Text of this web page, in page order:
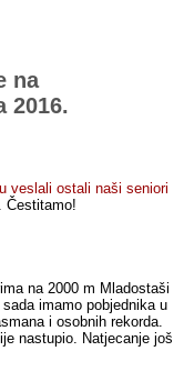
na
2016.
veslali ostali naši seniori
Čestitamo!
na 2000 m Mladostaši
imamo pobjednika u
i osobnih rekorda.
nastupio. Natjecanje još